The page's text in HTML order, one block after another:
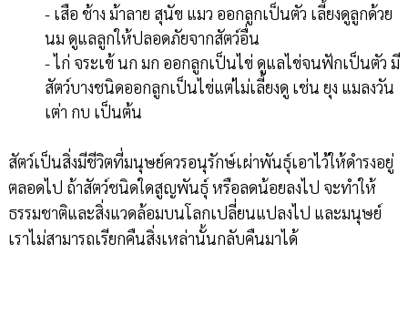
- เสือ ช้าง ม้าลาย สุนัข แมว ออกลูกเป็นตัว เลี้ยงดูลูกด้วย
นม ดูแลลูกให้ปลอดภัยจากสัตว์อื่น
- ไก่ จระเข้ นก มก ออกลูกเป็นไข่ ดูแลไข่จนฟักเป็นตัว มี
สัตว์บางชนิดออกลูกเป็นไข่แต่ไม่เลี้ยงดู เช่น ยุง แมลงวัน
เต่า กบ เป็นต้น
สัตว์เป็นสิ่งมีชีวิตที่มนุษย์ควรอนุรักษ์เผ่าพันธุ์เอาไว้ให้ดำรงอยู่
ตลอดไป ถ้าสัตว์ชนิดใดสูญพันธุ์ หรือลดน้อยลงไป จะทำให้
ธรรมชาติและสิ่งแวดล้อมบนโลกเปลี่ยนแปลงไป และมนุษย์
เราไม่สามารถเรียกคืนสิ่งเหล่านั้นกลับคืนมาได้